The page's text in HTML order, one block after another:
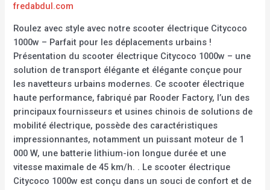
fredabdul.com
Roulez avec style avec notre scooter électrique Citycoco
1000w – Parfait pour les déplacements urbains !
Présentation du scooter électrique Citycoco 1000w – une
solution de transport élégante et élégante conçue pour
les navetteurs urbains modernes. Ce scooter électrique
haute performance, fabriqué par Rooder Factory, l’un des
principaux fournisseurs et usines chinois de solutions de
mobilité électrique, possède des caractéristiques
impressionnantes, notamment un puissant moteur de 1
000 W, une batterie lithium-ion longue durée et une
vitesse maximale de 45 km/h. . Le scooter électrique
Citycoco 1000w est conçu dans un souci de confort et de